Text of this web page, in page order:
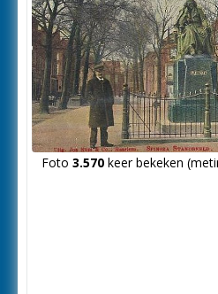
Foto 3.570keer bekeken